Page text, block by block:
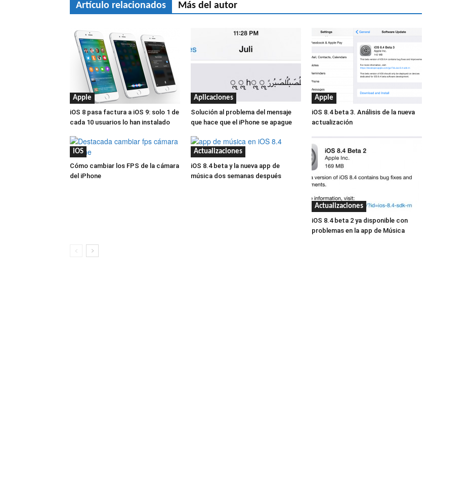
Artículo relacionados Más del autor
Apple
iOS 8 pasa factura a iOS 9: solo 1 de
cada 10 usuarios lo han instalado
Aplicaciones
Solución al problema del mensaje
que hace que el iPhone se apague
Apple
iOS 8.4 beta 3. Análisis de la nueva
actualización
iOS
Cómo cambiar los FPS de la cámara
del iPhone
Actualizaciones
iOS 8.4 beta y la nueva app de
música dos semanas después
Actualizaciones
iOS 8.4 beta 2 ya disponible con
problemas en la app de Música